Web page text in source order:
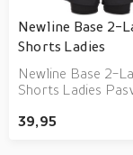
Newline Base 2-
Shorts Ladies
Newline Base 2-
Shorts Ladies Pasvorm:
Short is
39,95